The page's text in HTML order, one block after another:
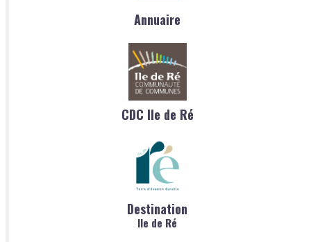
Annuaire
CDC Ile de Ré
Destination
Ile de Ré